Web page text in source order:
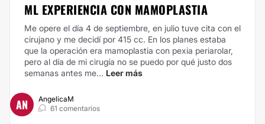
ML EXPERIENCIA CON MAMOPLASTIA
Me opere el día 4 de septiembre, en julio tuve cita con el
cirujano y me decidí por 415 cc. En los planes estaba
que la operación era mamoplastia con pexia periarolar,
pero al día de mi cirugía no se puedo por qué justo dos
semanas antes me... Leer más
AN
AngelicaM
61 comentarios